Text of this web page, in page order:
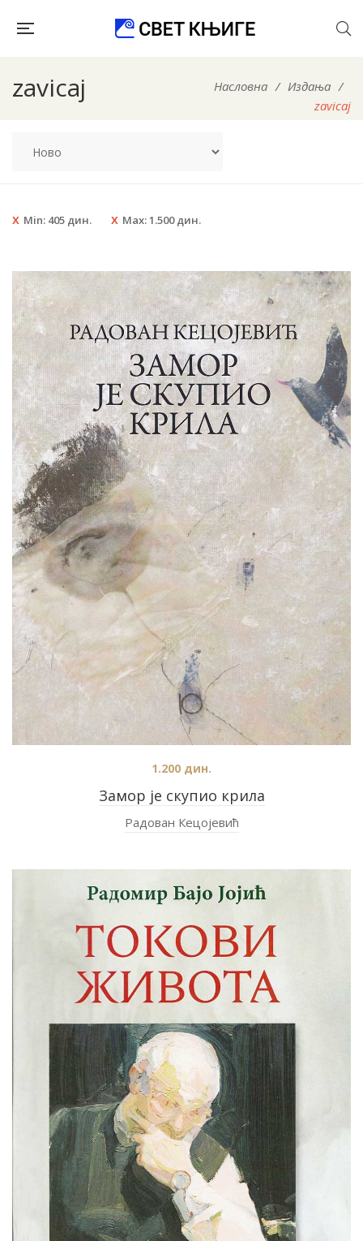
zavicaj Насловна / Издања /
zavicaj
Min: 405 дин. Max:1.500дин.
Замор је скупио крила
1.200 дин.
Радован Кецојевић